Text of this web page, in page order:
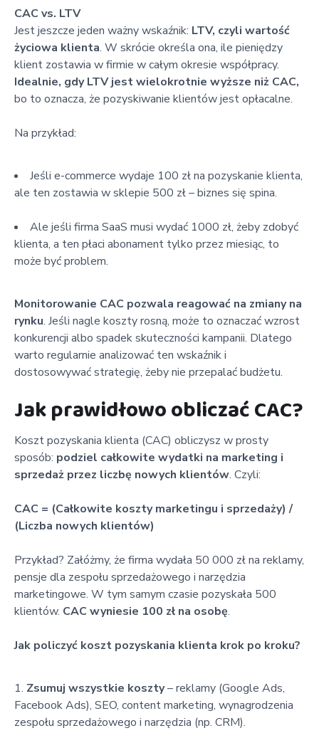
CAC vs. LTV
Jest jeszcze jeden ważny wskaźnik: LTV, czyli wartość
życiowa klienta. W skrócie określa ona, ile pieniędzy
klient zostawia w firmie w całym okresie współpracy.
Idealnie, gdy LTV jest wielokrotnie wyższe niż CAC,
bo to oznacza, że pozyskiwanie klientów jest opłacalne.
Na przykład:
Jeśli e-commerce wydaje 100 zł na pozyskanie klienta,
ale ten zostawia w sklepie 500 zł – biznes się spina.
Ale jeśli firma SaaS musi wydać 1000 zł, żeby zdobyć
klienta, a ten płaci abonament tylko przez miesiąc, to
może być problem.
Monitorowanie CAC pozwala reagować na zmiany na
rynku. Jeśli nagle koszty rosną, może to oznaczać wzrost
konkurencji albo spadek skuteczności kampanii. Dlatego
warto regularnie analizować ten wskaźnik i
dostosowywać strategię, żeby nie przepalać budżetu.
Jak prawidłowo obliczać CAC?
Koszt pozyskania klienta (CAC) obliczysz w prosty
sposób: podziel całkowite wydatki na marketing i
sprzedaż przez liczbę nowych klientów. Czyli:
CAC = (Całkowite koszty marketingu i sprzedaży) /
(Liczba nowych klientów)
Przykład? Załóżmy, że firma wydała 50 000 zł na reklamy,
pensje dla zespołu sprzedażowego i narzędzia
marketingowe. W tym samym czasie pozyskała 500
klientów. CAC wyniesie 100 zł na osobę.
Jak policzyć koszt pozyskania klienta krok po kroku?
Zsumuj wszystkie koszty– reklamy (Google Ads,
Facebook Ads), SEO, content marketing, wynagrodzenia
zespołu sprzedażowego i narzędzia (np. CRM).